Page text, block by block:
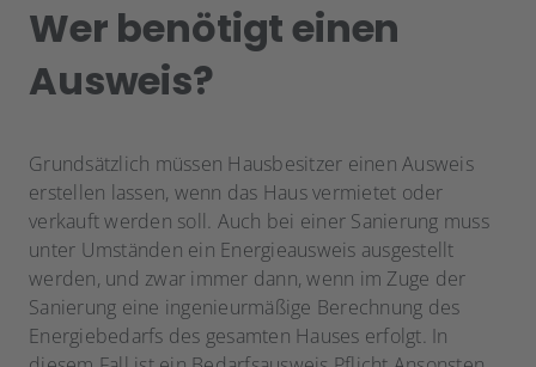
Wer benötigt einen
Ausweis?
Grundsätzlich müssen Hausbesitzer einen Ausweis
erstellen lassen, wenn das Haus vermietet oder
verkauft werden soll. Auch bei einer Sanierung muss
unter Umständen ein Energieausweis ausgestellt
werden, und zwar immer dann, wenn im Zuge der
Sanierung eine ingenieurmäßige Berechnung des
Energiebedarfs des gesamten Hauses erfolgt. In